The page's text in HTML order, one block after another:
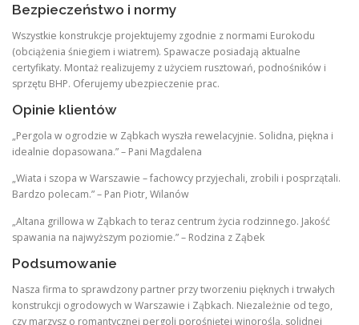
Bezpieczeństwo i normy
Wszystkie konstrukcje projektujemy zgodnie z normami Eurokodu
(obciążenia śniegiem i wiatrem). Spawacze posiadają aktualne
certyfikaty. Montaż realizujemy z użyciem rusztowań, podnośników i
sprzętu BHP. Oferujemy ubezpieczenie prac.
Opinie klientów
„Pergola w ogrodzie w Ząbkach wyszła rewelacyjnie. Solidna, piękna i
idealnie dopasowana.” – Pani Magdalena
„Wiata i szopa w Warszawie – fachowcy przyjechali, zrobili i posprzątali.
Bardzo polecam.” – Pan Piotr, Wilanów
„Altana grillowa w Ząbkach to teraz centrum życia rodzinnego. Jakość
spawania na najwyższym poziomie.” – Rodzina z Ząbek
Podsumowanie
Nasza firma to sprawdzony partner przy tworzeniu pięknych i trwałych
konstrukcji ogrodowych w Warszawie i Ząbkach. Niezależnie od tego,
czy marzysz o romantycznej pergoli porośniętej winoroślą, solidnej